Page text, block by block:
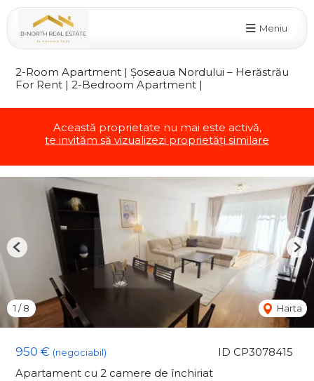
Meniu
2-Room Apartment | Șoseaua Nordului – Herăstrău
For Rent | 2-Bedroom Apartment |
Această proprietate nu mai este activă,
te invităm să vizualizezi proprietăți similare
ID CP3078415
950 € (negociabil)
Apartament cu 2 camere de închiriat
1 /8 Harta
Previous